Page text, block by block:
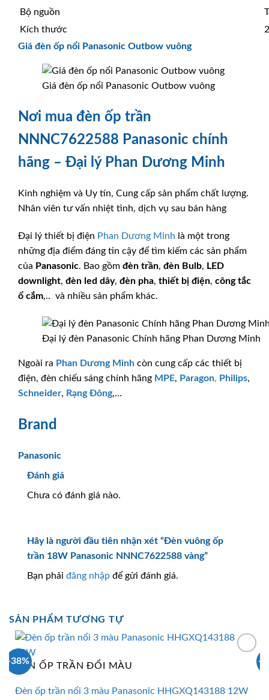
Bộ nguồn
Kích thước
Giá đèn ốp nổi Panasonic Outbow vuông
Giá đèn ốp nổi Panasonic Outbow vuông
Nơi mua đèn ốp trần
NNNC7622588 Panasonic chính
hãng – Đại lý Phan Dương Minh
Kinh nghiệm và Uy tín, Cung cấp sản phẩm chất lượng.
Nhân viên tư vấn nhiệt tình, dịch vụ sau bán hàng
Đại lý thiết bị điện Phan Dương Minh là một trong
những địa điểm đáng tin cậy để tìm kiếm các sản phẩm
của Panasonic. Bao gồm đèn trần, đèn Bulb, LED
downlight, đèn led dây, đèn pha, thiết bị điện, công tắc
ổ cắm,.. và nhiều sản phẩm khác.
Đại lý đèn Panasonic Chính hãng Phan Dương Minh
Ngoài ra Phan Dương Minh còn cung cấp các thiết bị
điện, đèn chiếu sáng chính hãng MPE, Paragon, Philips,
Schneider, Rạng Đông,…
Brand
Panasonic
Đánh giá
Chưa có đánh giá nào.
Hãy là người đầu tiên nhận xét “Đèn vuông ốp
trần 18W Panasonic NNNC7622588 vàng”
Bạn phải đăng nhập để gửi đánh giá.
SẢN PHẨM TƯƠNG TỰ
-38%
ĐÈN ỐP TRẦN ĐỔI MÀU
Đèn ốp trần nổi 3 màu Panasonic HHGXQ143188 12W
-